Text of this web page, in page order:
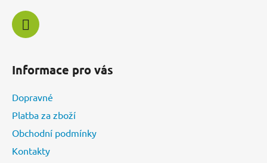
Informace pro vás
Dopravné
Platba za zboží
Obchodní podmínky
Kontakty